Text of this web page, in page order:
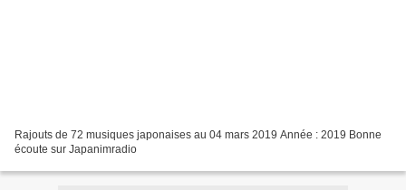
Rajouts de 72 musiques japonaises au 04 mars 2019 Année : 2019 Bonne
écoute sur Japanimradio